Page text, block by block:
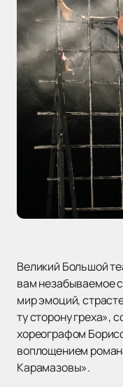
Великий Большой
вам незабываемое
мир эмоций,
ту сторону
хореографом
воплощением
Карамазовы».